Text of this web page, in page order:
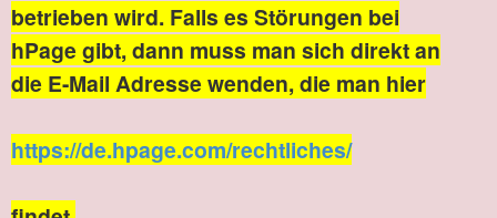
betrieben wird. Falls es Störungen bei
hPage gibt, dann muss man sich direkt an
die E-Mail Adresse wenden, die man hier
https://de.hpage.com/rechtliches/